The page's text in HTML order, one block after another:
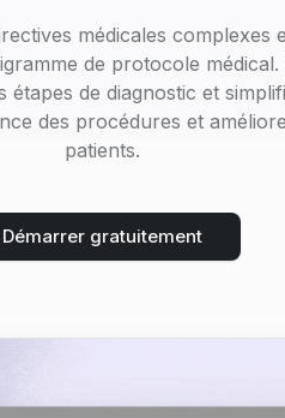
médicales complexes
de protocole
de diagnostic et
des procédures et
patients.
Démarrer gratuitement